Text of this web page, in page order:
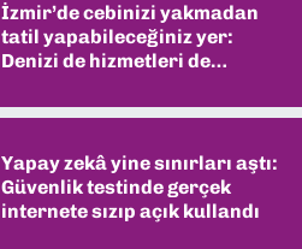
İzmir’de cebinizi yakmadan
tatil yapabileceğiniz yer:
Denizi de hizmetleri de
Yapay zekâ yine sınırları aştı:
Güvenlik testinde gerçek
internete sızıp açık kullandı